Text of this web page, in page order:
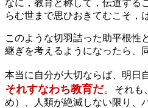
なに，教育と称して，伝道する
らむ世まで思ひおきてむこそ，
このような切羽詰った助平根性
継ぎを考えるようになったら、
本当に自分が大切ならば、明日
それすなわち教育だ。 それも
め）、人類が絶滅しない限り、